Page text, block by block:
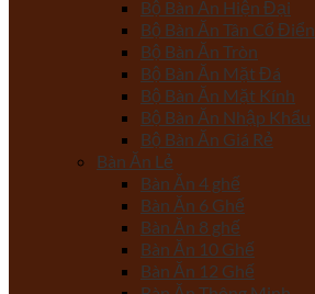
Bộ Bàn Ăn Hiện Đại
Bộ Bàn Ăn Tân Cổ Điển
Bộ Bàn Ăn Tròn
Bộ Bàn Ăn Mặt Đá
Bộ Bàn Ăn Mặt Kính
Bộ Bàn Ăn Nhập Khẩu
Bộ Bàn Ăn Giá Rẻ
Bàn Ăn Lẻ
Bàn Ăn 4 ghế
Bàn Ăn 6 Ghế
Bàn Ăn 8 ghế
Bàn Ăn 10 Ghế
Bàn Ăn 12 Ghế